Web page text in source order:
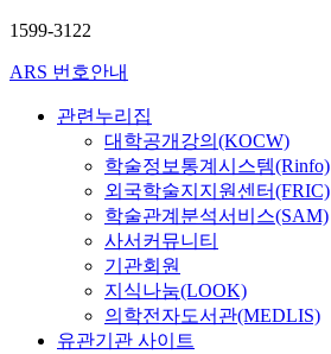
1599-3122
ARS 번호안내
관련누리집
대학공개강의(KOCW)
학술정보통계시스템(Rinfo)
외국학술지지원센터(FRIC)
학술관계분석서비스(SAM)
사서커뮤니티
기관회원
지식나눔(LOOK)
의학전자도서관(MEDLIS)
유관기관 사이트